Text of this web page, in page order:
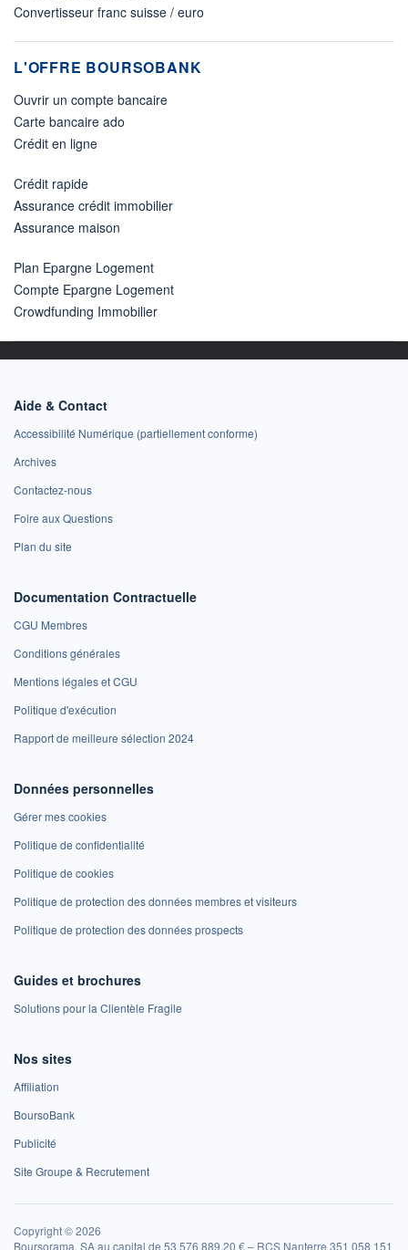
Convertisseur franc suisse / euro
L'OFFRE BOURSOBANK
Ouvrir un compte bancaire
Carte bancaire ado
Crédit en ligne
Crédit rapide
Assurance crédit immobilier
Assurance maison
Plan Epargne Logement
Compte Epargne Logement
Crowdfunding Immobilier
Aide & Contact
Accessibilité Numérique (partiellement conforme)
Archives
Contactez-nous
Foire aux Questions
Plan du site
Documentation Contractuelle
CGU Membres
Conditions générales
Mentions légales et CGU
Politique d'exécution
Rapport de meilleure sélection 2024
Données personnelles
Gérer mes cookies
Politique de confidentialité
Politique de cookies
Politique de protection des données membres et visiteurs
Politique de protection des données prospects
Guides et brochures
Solutions pour la Clientèle Fragile
Nos sites
Affiliation
BoursoBank
Publicité
Site Groupe & Recrutement
Copyright © 2026
Boursorama, SA au capital de 53 576 889,20 € – RCS Nanterre 351 058 151